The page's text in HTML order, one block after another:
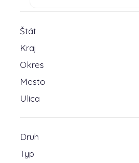
Štát
Kraj
Okres
Mesto
Ulica
Druh
Typ